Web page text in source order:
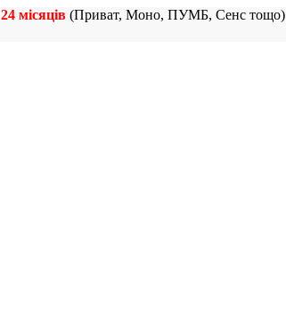
24 місяців(Приват, Моно, ПУМБ, Сенс тощо)